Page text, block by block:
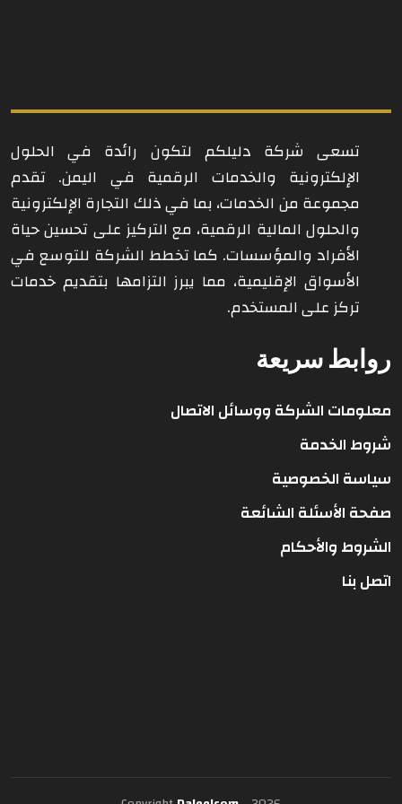
تسعى شركة دليلكم لتكون رائدة في الحلول
الإلكترونية والخدمات الرقمية في اليمن. تقدم
مجموعة من الخدمات، بما في ذلك التجارة الإلكترونية
والحلول المالية الرقمية، مع التركيز على تحسين حياة
الأفراد والمؤسسات. كما تخطط الشركة للتوسع في
الأسواق الإقليمية، مما يبرز التزامها بتقديم خدمات
تركز على المستخدم.
روابط سريعة
معلومات الشركة ووسائل الاتصال
شروط الخدمة
سياسة الخصوصية
صفحة الأسئلة الشائعة
الشروط والأحكام
اتصل بنا